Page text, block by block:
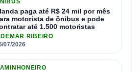
paga até R$ 24 mil por mês
motorista de ônibus e pode
até 1.500 motoristas
RIBEIRO
07/2026